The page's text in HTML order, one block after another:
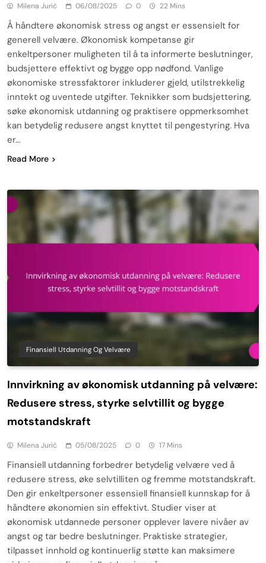
Milena Jurić 06/08/2025 0 22 Mins
Å håndtere økonomisk stress og angst er essensielt for
generell velvære. Økonomisk kompetanse gir
enkeltpersoner muligheten til å ta informerte beslutninger,
budsjettere effektivt og bygge opp nødfond. Vanlige
økonomiske stressfaktorer inkluderer gjeld, utilstrekkelig
inntekt og uventede utgifter. Teknikker som budsjettering,
søke økonomisk utdanning og praktisere oppmerksomhet
kan betydelig redusere angst knyttet til pengestyring. Hva
er…
Read More
Finansiell Utdanning Og Velvære
Innvirkning av økonomisk utdanning på velvære:
Redusere stress, styrke selvtillit og bygge
motstandskraft
Milena Jurić 05/08/2025 0 17 Mins
Finansiell utdanning forbedrer betydelig velvære ved å
redusere stress, øke selvtilliten og fremme motstandskraft.
Den gir enkeltpersoner essensiell finansiell kunnskap for å
håndtere økonomien sin effektivt. Studier viser at
økonomisk utdannede personer opplever lavere nivåer av
angst og tar bedre beslutninger. Praktiske strategier,
tilpasset innhold og kontinuerlig støtte kan maksimere